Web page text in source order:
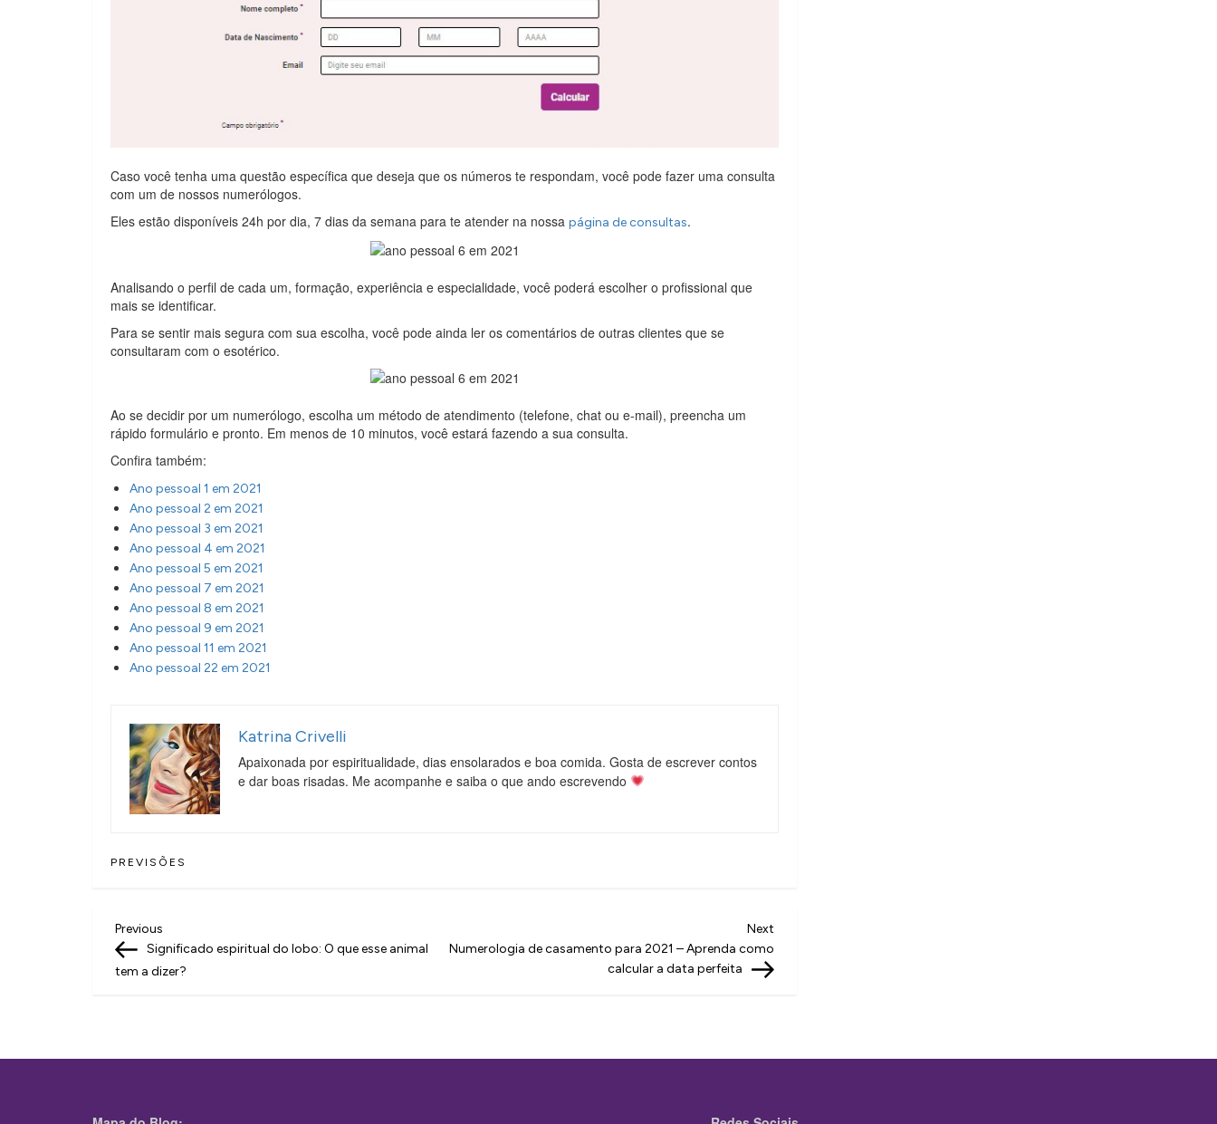
Caso você tenha uma questão específica que deseja que os números te respondam, você pode fazer uma consulta
com um de nossos numerólogos.
Eles estão disponíveis 24h por dia, 7 dias da semana para te atender na nossa página de consultas.
Analisando o perfil de cada um, formação, experiência e especialidade, você poderá escolher o profissional que
mais se identificar.
Para se sentir mais segura com sua escolha, você pode ainda ler os comentários de outras clientes que se
consultaram com o esotérico.
Ao se decidir por um numerólogo, escolha um método de atendimento (telefone, chat ou e-mail), preencha um
rápido formulário e pronto. Em menos de 10 minutos, você estará fazendo a sua consulta.
Confira também:
Ano pessoal 1 em 2021
Ano pessoal 2 em 2021
Ano pessoal 3 em 2021
Ano pessoal 4 em 2021
Ano pessoal 5 em 2021
Ano pessoal 7 em 2021
Ano pessoal 8 em 2021
Ano pessoal 9 em 2021
Ano pessoal 11 em 2021
Ano pessoal 22 em 2021
Katrina Crivelli
Apaixonada por espiritualidade, dias ensolarados e boa comida. Gosta de escrever contos
e dar boas risadas. Me acompanhe e saiba o que ando escrevendo
PREVISÕES
N
a
g
ç
Previous
Post
Previous
Significado espiritual do lobo: O que esse animal
tem a dizer?
Next
Numerologia de casamento para 2021 – Aprenda como
calcular a data perfeita